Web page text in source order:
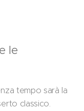
le
tempo sarà la
classico.